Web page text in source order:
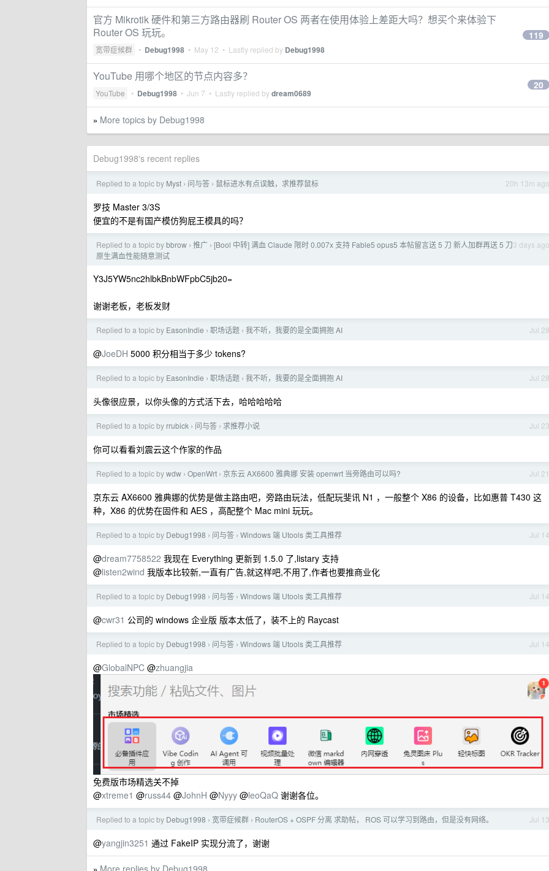
官方 Mikrotik 硬件和第三方路由器刷 Router OS 两者在使用体验上差距大吗？想买个来体验下
Router OS 玩玩。
宽带症候群 • Debug1998 • May 12 • Lastly replied by Debug1998
119
YouTube 用哪个地区的节点内容多？
YouTube • Debug1998 • Jun 7 • Lastly replied bydream0689
20
» More topics by Debug1998
Debug1998's recent replies
20h 13m ago
Replied to a topic by Myst › 问与答 › 鼠标进水有点误触，求推荐鼠标
罗技 Master 3/3S
便宜的不是有国产模仿狗屁王模具的吗？
3 days ago
Replied to a topic bybbrow › 推广 › [Bool 中转] 满血 Claude 限时 0.007x 支持 Fable5 opus5 本帖留言送 5 刀 新人加群再送 5 刀
原生满血性能随意测试
Y3J5YW5nc2hlbkBnbWFpbC5jb20=
谢谢老板，老板发财
Jul 28
Replied to a topic by EasonIndie › 职场话题 › 我不听，我要的是全面拥抱 AI
@JoeDH 5000 积分相当于多少 tokens?
Jul 28
Replied to a topic by EasonIndie › 职场话题 › 我不听，我要的是全面拥抱 AI
头像很应景，以你头像的方式活下去，哈哈哈哈哈
Jul 23
Replied to a topic by rrubick › 问与答 › 求推荐小说
你可以看看刘震云这个作家的作品
Jul 21
Replied to a topic bywdw › OpenWrt › 京东云 AX6600 雅典娜 安装 openwrt 当旁路由可以吗?
京东云 AX6600 雅典娜的优势是做主路由吧，旁路由玩法，低配玩斐讯 N1 ，一般整个 X86 的设备，比如惠普 T430 这
种，X86 的优势在固件和 AES ，高配整个 Mac mini 玩玩。
Jul 14
Replied to a topic by Debug1998 › 问与答 › Windows 端 Utools 类工具推荐
@dream7758522 我现在 Everything 更新到 1.5.0 了,listary 支持
@listen2wind 我版本比较新,一直有广告,就这样吧,不用了,作者也要推商业化
Jul 14
Replied to a topic by Debug1998 › 问与答 › Windows 端 Utools 类工具推荐
@cwr31 公司的 windows 企业版 版本太低了，装不上的 Raycast
Jul 14
Replied to a topic by Debug1998 › 问与答 › Windows 端 Utools 类工具推荐
@GlobalNPC @zhuangjia
免费版市场精选关不掉
@xtreme1 @russ44 @JohnH @Nyyy @leoQaQ 谢谢各位。
Jul 13
Replied to a topic by Debug1998 › 宽带症候群 › RouterOS + OSPF 分离 求助帖， ROS 可以学习到路由，但是没有网络。
@yangjin3251 通过 FakeIP 实现分流了，谢谢
More replies by Debug1998